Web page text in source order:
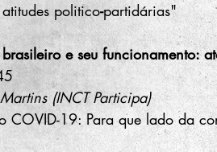
politico-partidárias"
e seu funcionamento:
(INCT Participa)
COVID-19: Para que lado da